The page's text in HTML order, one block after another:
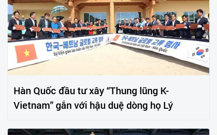
Hàn Quốc đầu tư xây “Thung lũng K-
Vietnam” gắn với hậu duệ dòng họ Lý